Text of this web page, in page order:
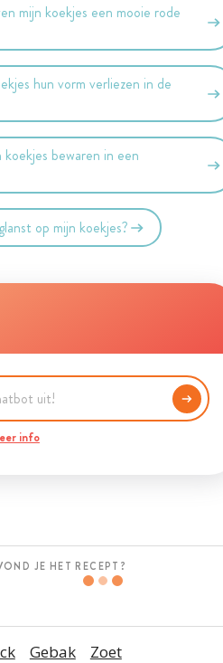
mijn koekjes een mooie rode
hun vorm verliezen in de
bewaren in een
op mijn koekjes?
info
JE HET RECEPT?
Gebak Zoet